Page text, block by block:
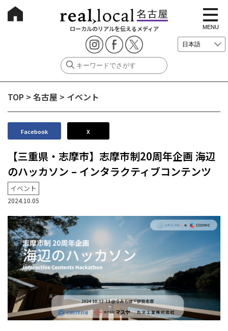
ローカルのリアルを伝えるメディア
t
o
g
g
e
i
i
MENU
TOP > 名古屋 > イベント
Facebook X
【三重県・志摩市】志摩市制20周年企画 海辺
のハッカソン – インタラクティブコンテンツ
イベント
2024.10.05